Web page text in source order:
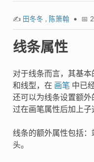
✍️ 田冬冬 , 陈箫翰 • 📅
线条属性
对于线条而言，其基
和线型，在 画笔 中已
还可以为线条设置额
过在画笔属性后加上子
线条的额外属性包括
头。